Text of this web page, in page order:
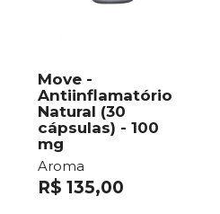
Move -
Antiinflamatório
Natural (30
cápsulas) - 100
mg
Aroma
R$ 135,00